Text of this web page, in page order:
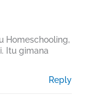
Homeschooling,
Itu gimana
Reply